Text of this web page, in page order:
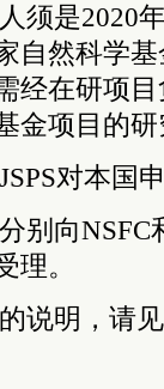
须是2020
自然科学
经在研项
金项目的
对本国
别向NSFC
理。
说明，请